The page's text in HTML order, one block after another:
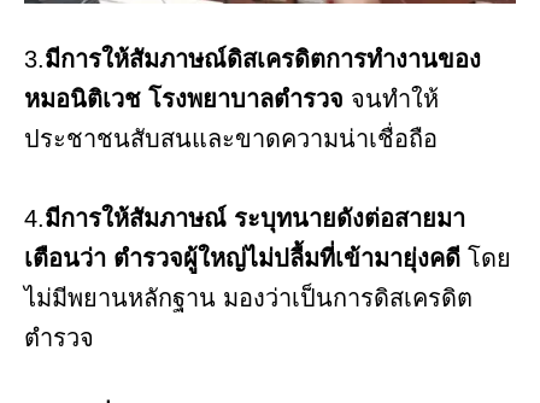
3.มีการให้สัมภาษณ์ดิสเครดิตการทำงานของ
หมอนิติเวช โรงพยาบาลตำรวจ จนทำให้
ประชาชนสับสนและขาดความน่าเชื่อถือ
4.มีการให้สัมภาษณ์ ระบุทนายดังต่อสายมา
เตือนว่า ตำรวจผู้ใหญ่ไม่ปลื้มที่เข้ามายุ่งคดี โดย
ไม่มีพยานหลักฐาน มองว่าเป็นการดิสเครดิต
ตำรวจ